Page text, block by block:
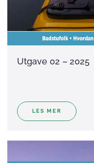
Utgave 02 – 2025
LES MER